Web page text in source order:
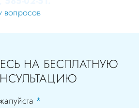
вопросов
НА БЕСПЛАТНУЮ
*